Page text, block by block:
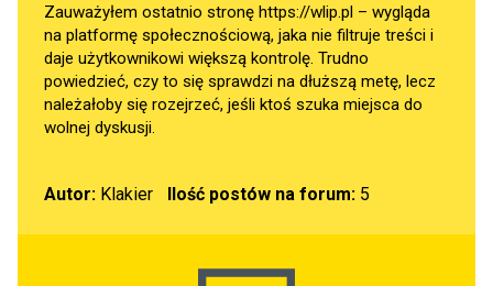
Zauważyłem ostatnio stronę https://wlip.pl – wygląda
na platformę społecznościową, jaka nie filtruje treści i
daje użytkownikowi większą kontrolę. Trudno
powiedzieć, czy to się sprawdzi na dłuższą metę, lecz
należałoby się rozejrzeć, jeśli ktoś szuka miejsca do
wolnej dyskusji.
Autor: Klakier Ilość postów na forum:5